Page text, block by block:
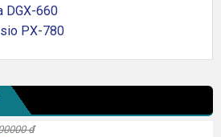
DGX-660
PX-780
đ